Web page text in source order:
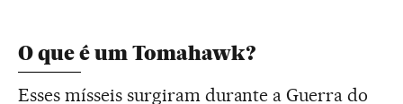
O que é um Tomahawk?
Esses mísseis surgiram durante a Guerra do